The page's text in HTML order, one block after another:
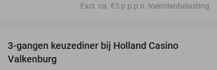
Excl. ca. €3 p.p.p.n. toeristenbelasting
3-gangen keuzediner bij Holland Casino
Valkenburg